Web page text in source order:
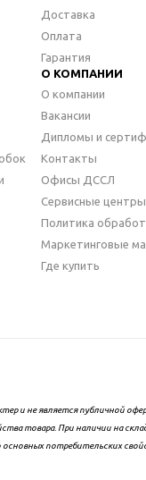
Доставка
Оплата
Гарантия
О КОМПАНИИ
О компании
Вакансии
Дипломы и
Контакты
Офисы ДССЛ
Сервисные центры
Политика
Маркетинговые
Где купить
и не является публичной
товара. При наличии на
потребительских